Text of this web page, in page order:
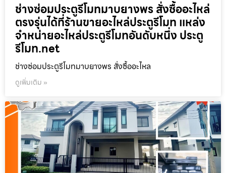
ช่างซ่อมประตูรีโมทมาบยางพร สั่งซื้ออะไหล่
ตรงรุ่นได้ที่ร้านขายอะไหล่ประตูรีโมท แหล่ง
จำหน่ายอะไหล่ประตูรีโมทอันดับหนึ่ง ประตู
รีโมท.net
ช่างซ่อมประตูรีโมทมาบยางพร สั่งซื้ออะไหล
ดูเพิ่มเติม »